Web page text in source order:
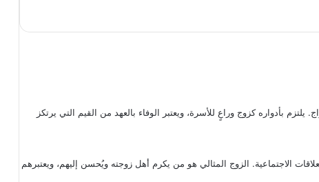
بأدواره كزوج وراعٍ للأسرة، ويعتبر الوفاء بالعهد من القيم التي يرتكز
الاجتماعية. الزوج المثالي هو من يكرم أهل زوجته ويُحسن إليهم، ويعتبرهم